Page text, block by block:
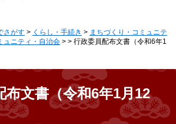
さがす > くらし・手続き > まちづくり・コミュニテ
ュニティ・自治会 > > 行政委員配布文書（令和6年1
布文書（令和6年1月12